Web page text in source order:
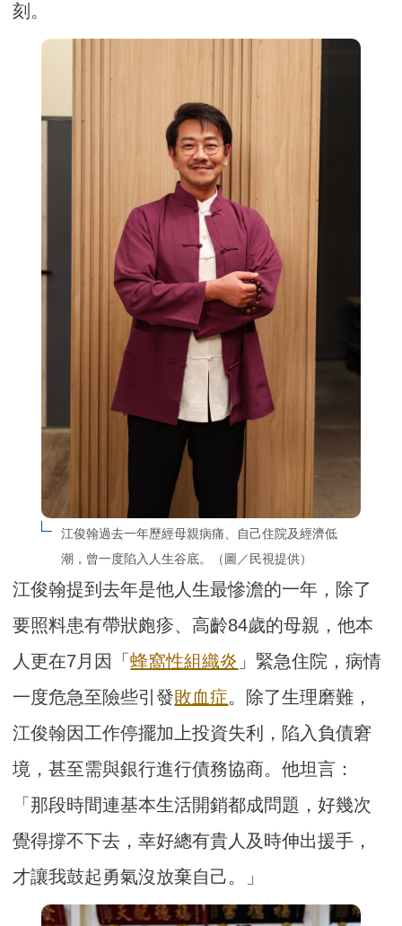
刻。
江俊翰過去一年歷經母親病痛、自己住院及經濟低
潮，曾一度陷入人生谷底。（圖／民視提供）
江俊翰提到去年是他人生最慘澹的一年，除了
要照料患有帶狀皰疹、高齡84歲的母親，他本
人更在7月因「蜂窩性組織炎 」緊急住院，病情
一度危急至險些引發敗血症。除了生理磨難，
江俊翰因工作停擺加上投資失利，陷入負債窘
境，甚至需與銀行進行債務協商。他坦言：
「那段時間連基本生活開銷都成問題，好幾次
覺得撐不下去，幸好總有貴人及時伸出援手，
才讓我鼓起勇氣沒放棄自己。」